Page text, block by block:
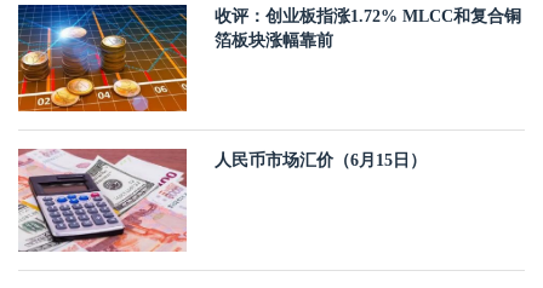
收评：创业板指涨1.72% MLCC和复合铜
箔板块涨幅靠前
人民币市场汇价（6月15日）